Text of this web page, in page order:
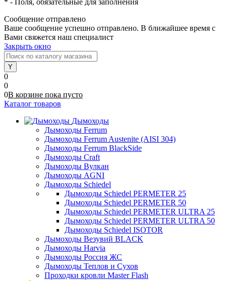
* - Поля, обязательные для заполнения
Сообщение отправлено
Ваше сообщение успешно отправлено. В ближайшее время с
Вами свяжется наш специалист
Закрыть окно
0
0
0В корзине пока пусто
Каталог товаров
Дымоходы
Дымоходы Ferrum
Дымоходы Ferrum Austenite (AISI 304)
Дымоходы Ferrum BlackSide
Дымоходы Craft
Дымоходы Вулкан
Дымоходы AGNI
Дымоходы Schiedel
Дымоходы Schiedel PERMETER 25
Дымоходы Schiedel PERMETER 50
Дымоходы Schiedel PERMETER ULTRA 25
Дымоходы Schiedel PERMETER ULTRA 50
Дымоходы Schiedel ISOTOR
Дымоходы Везувий BLACK
Дымоходы Harvia
Дымоходы Россия ЖС
Дымоходы Теплов и Сухов
Проходки кровли Master Flash